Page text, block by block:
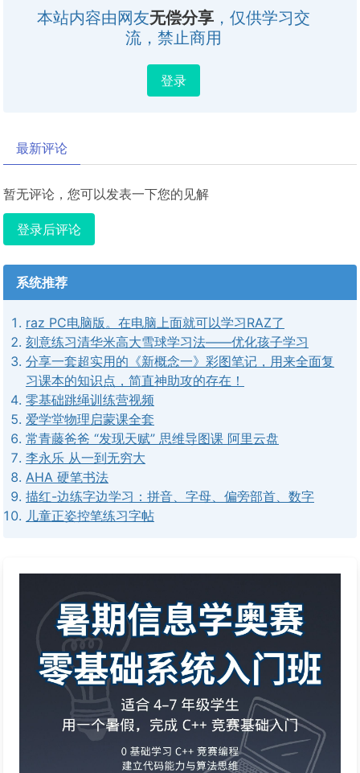
本站内容由网友无偿分享 ，仅供学习交
流，禁止商用
登录
最新评论
暂无评论，您可以发表一下您的见解
登录后评论
系统推荐
raz PC电脑版。在电脑上面就可以学习RAZ了
刻意练习清华米高大雪球学习法——优化孩子学习
分享一套超实用的《新概念一》彩图笔记，用来全面复
习课本的知识点，简直神助攻的存在！
零基础跳绳训练营视频
爱学堂物理启蒙课全套
常青藤爸爸 “发现天赋” 思维导图课 阿里云盘
李永乐 从一到无穷大
AHA 硬笔书法
描红-边练字边学习：拼音、字母、偏旁部首、数字
儿童正姿控笔练习字帖